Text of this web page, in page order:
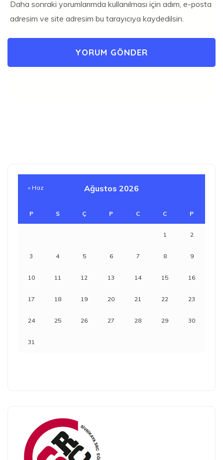
Daha sonraki yorumlarımda kullanılması için adım, e-posta
adresim ve site adresim bu tarayıcıya kaydedilsin.
Ağustos 2026
P S Ç P C C P
1 2
3 4 5 6 7 8 9
10 11 12 13 14 15 16
17 18 19 20 21 22 23
24 25 26 27 28 29 30
31
« Haz